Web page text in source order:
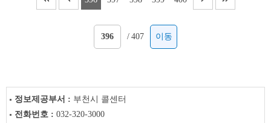
/ 407 이동
정보제공부서 : 부천시 콜센터
전화번호 : 032-320-3000